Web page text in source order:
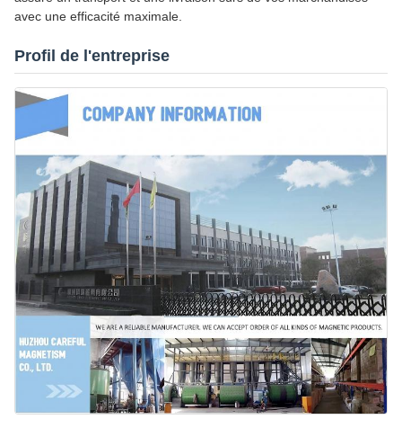
avec une efficacité maximale.
Profil de l'entreprise